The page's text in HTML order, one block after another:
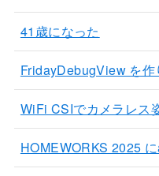
41歳になった
FridayDebugView を作
WiFi CSIでカメラレス
HOMEWORKS 2025